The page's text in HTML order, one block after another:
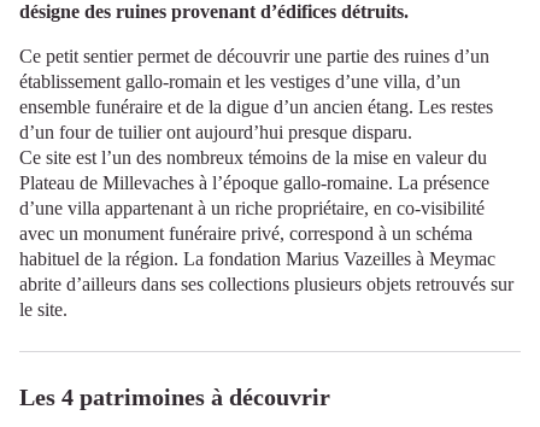
désigne des ruines provenant d’édifices détruits.
Ce petit sentier permet de découvrir une partie des ruines d’un
établissement gallo-romain et les vestiges d’une villa, d’un
ensemble funéraire et de la digue d’un ancien étang. Les restes
d’un four de tuilier ont aujourd’hui presque disparu.
Ce site est l’un des nombreux témoins de la mise en valeur du
Plateau de Millevaches à l’époque gallo-romaine. La présence
d’une villa appartenant à un riche propriétaire, en co-visibilité
avec un monument funéraire privé, correspond à un schéma
habituel de la région. La fondation Marius Vazeilles à Meymac
abrite d’ailleurs dans ses collections plusieurs objets retrouvés sur
le site.
Les 4 patrimoines à découvrir